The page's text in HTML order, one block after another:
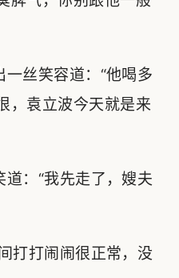
丝笑容道：“他喝多
，袁立波今天就是来
：“我先走了，嫂夫
打打闹闹很正常，没